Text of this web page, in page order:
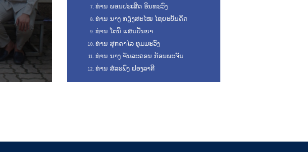
ທ່ານ ພອນປະເສີດ ອິນທະວົງ
ທ່ານ ນາງ ກຽງສະໄໝ ໄຊຍະບັນດິດ
ທ່ານ ໂຕນີ້ ແສນປັນຍາ
ທ່ານ ສຸກດາໄລ ທຸມມະວົງ
ທ່ານ ນາງ ຈັນລະຄອນ ກ້ອນພະຈັນ
ທ່ານ ສໍລະພົງ ຟອງລາຕີ